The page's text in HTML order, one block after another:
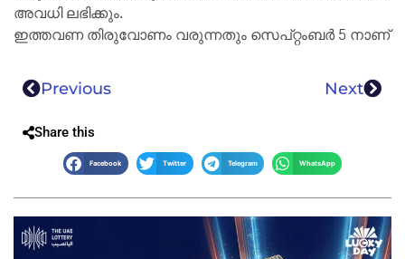
അവധി ലഭിക്കും.
ഇത്തവണ തിരുവോണം വരുന്നതും സെപ്റ്റംബർ 5 നാണ്
Previous Next
Share this
Facebook Twitter Telegram WhatsApp